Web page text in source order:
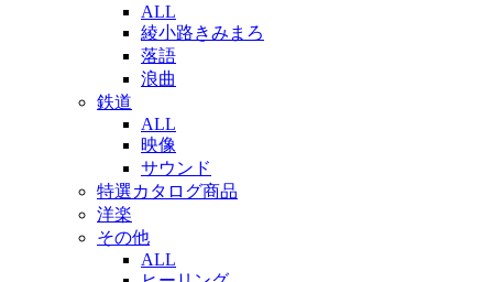
ALL
綾小路きみまろ
落語
浪曲
鉄道
ALL
映像
サウンド
特選カタログ商品
洋楽
その他
ALL